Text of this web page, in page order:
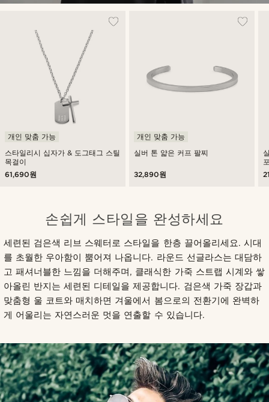
스타일리시 십자가 & 도그태그 스틸
목걸이
개인 맞춤 가능
61,690원
실버 톤 얇은 커프 팔찌
개인 맞춤 가능
32,890원
손쉽게 스타일을 완성하세요
세련된 검은색 리브 스웨터로 스타일을 한층 끌어올리세요. 시대
를 초월한 우아함이 뿜어져 나옵니다. 라운드 선글라스는 대담하
고 패셔너블한 느낌을 더해주며, 클래식한 가죽 스트랩 시계와 쌓
아올린 반지는 세련된 디테일을 제공합니다. 검은색 가죽 장갑과
맞춤형 울 코트와 매치하면 겨울에서 봄으로의 전환기에 완벽하
게 어울리는 자연스러운 멋을 연출할 수 있습니다.